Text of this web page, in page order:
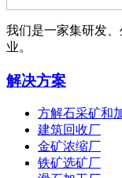
我们是一家集研发
业。
解决方案
方解石采矿和
建筑回收厂
金矿浓缩厂
铁矿选矿厂